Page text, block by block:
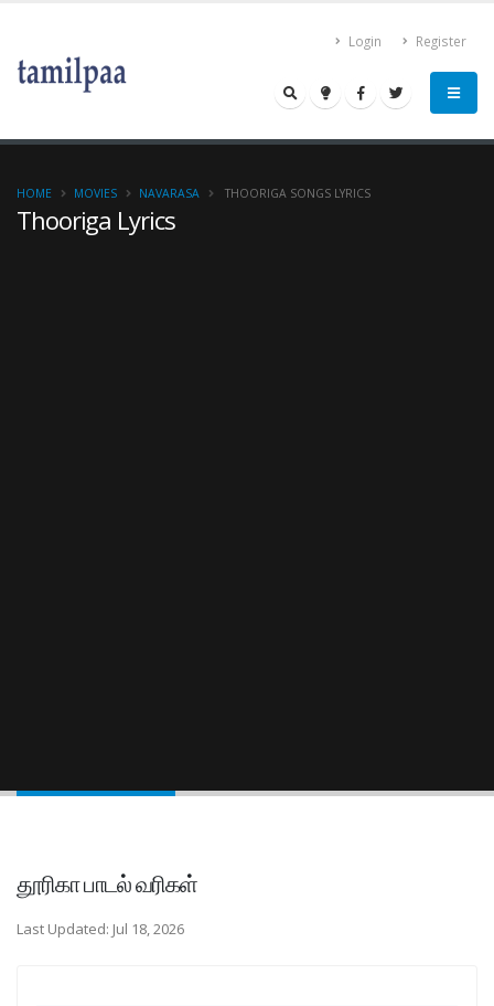
Login Register
Thooriga Lyrics
HOME MOVIES NAVARASA THOORIGA SONGS LYRICS
தூரிகா பாடல் வரிகள்
Last Updated: Jul 18, 2026